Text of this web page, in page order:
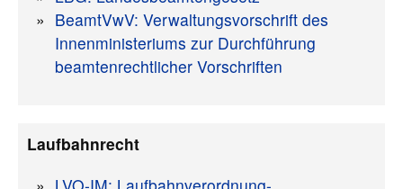
BeamtVwV: Verwaltungsvorschrift des
Innenministeriums zur Durchführung
beamtenrechtlicher Vorschriften
Laufbahnrecht